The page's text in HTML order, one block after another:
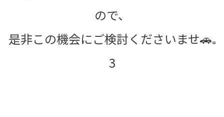
ので、
是非この機会にご検討くださいませ🚗₌
3